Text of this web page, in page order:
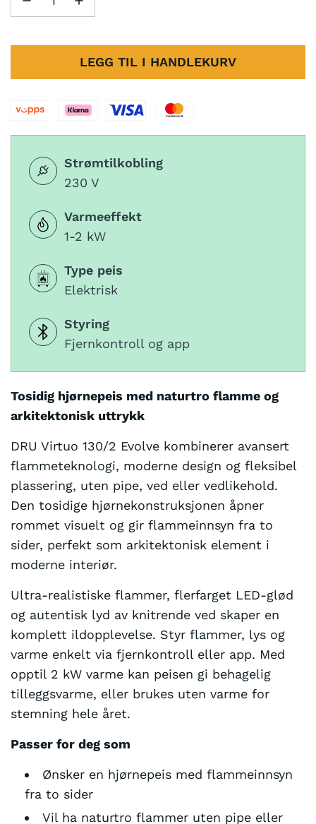
LEGG TIL I HANDLEKURV
L
S
R
Strømtilkobling
230 V
Varmeeffekt
1-2 kW
Type peis
Elektrisk
Styring
Fjernkontroll og app
Tosidig hjørnepeis med naturtro flamme og
arkitektonisk uttrykk
DRU Virtuo 130/2 Evolve kombinerer avansert
flammeteknologi, moderne design og fleksibel
plassering, uten pipe, ved eller vedlikehold.
Den tosidige hjørnekonstruksjonen åpner
rommet visuelt og gir flammeinnsyn fra to
sider, perfekt som arkitektonisk element i
moderne interiør.
Ultra-realistiske flammer, flerfarget LED-glød
og autentisk lyd av knitrende ved skaper en
komplett ildopplevelse. Styr flammer, lys og
varme enkelt via fjernkontroll eller app. Med
opptil 2 kW varme kan peisen gi behagelig
tilleggsvarme, eller brukes uten varme for
stemning hele året.
Passer for deg som
Ønsker en hjørnepeis med flammeinnsyn
fra to sider
Vil ha naturtro flammer uten pipe eller